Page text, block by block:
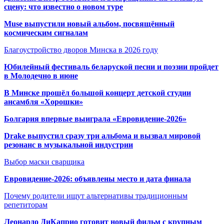
сцену: что известно о новом туре
Muse выпустили новый альбом, посвящённый
космическим сигналам
Благоустройство дворов Минска в 2026 году
Юбилейный фестиваль беларуской песни и поэзии пройдет
в Молодечно в июне
В Минске прошёл большой концерт детской студии
ансамбля «Хорошки»
Болгария впервые выиграла «Евровидение-2026»
Drake выпустил сразу три альбома и вызвал мировой
резонанс в музыкальной индустрии
Выбор маски сварщика
Евровидение-2026: объявлены место и дата финала
Почему родители ищут альтернативы традиционным
репетиторам
Леонардо ДиКаприо готовит новый фильм с крупным